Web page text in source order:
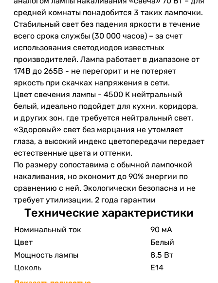
средней комнаты понадобится 3 таких лампочки.
Стабильный свет без падения яркости в течение
всего срока службы (30 000 часов) – за счет
использования светодиодов известных
производителей. Лампа работает в диапазоне от
174В до 265В - не перегорит и не потеряет
яркость при скачках напряжения в сети.
Цвет свечения лампы - 4500 К нейтральный
белый, идеально подойдет для кухни, коридора,
и других зон, где требуется нейтральный свет.
«Здоровый» свет без мерцания не утомляет
глаза, а высокий индекс цветопередачи передает
естественные цвета и оттенки.
По размеру сопоставима с обычной лампочкой
накаливания, но экономит до 90% энергии по
сравнению с ней. Экологически безопасна и не
требует утилизации. 2 года гарантии
Технические характеристики
Номинальный ток
90 мА
Цвет
Белый
Мощность лампы
8.5 Вт
Цоколь
E14
Световой поток